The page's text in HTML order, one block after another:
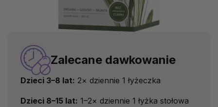
Zalecane dawkowanie
Dzieci 3–8 lat: 2× dziennie 1 łyżeczka
Dzieci 8–15 lat: 1–2× dziennie 1 łyżka stołowa